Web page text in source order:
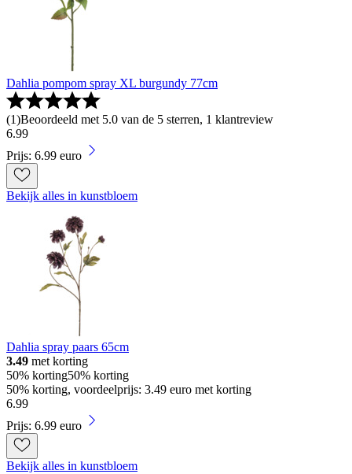
Dahlia pompom spray XL burgundy 77cm
(1)Beoordeeld met 5.0 van de 5 sterren, 1 klantreview
6.99
Prijs: 6.99 euro
Bekijk alles in kunstbloem
Dahlia spray paars 65cm
3.49 met korting
50% korting50% korting
50% korting, voordeelprijs: 3.49 euro met korting
6.99
Prijs: 6.99 euro
Bekijk alles in kunstbloem